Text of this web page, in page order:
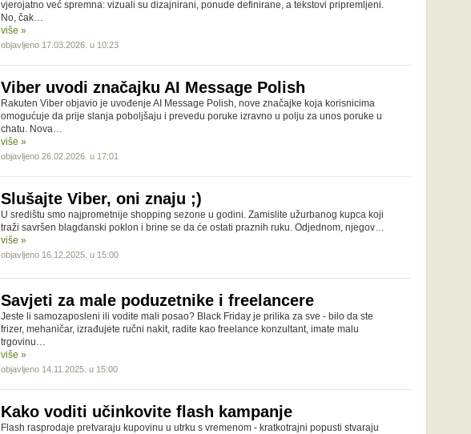
vjerojatno već spremna: vizuali su dizajnirani, ponude definirane, a tekstovi pripremljeni.
No, čak…
više »
objavljeno 17.03.2026. u 10:23
Viber uvodi značajku AI Message Polish
Rakuten Viber objavio je uvođenje AI Message Polish, nove značajke koja korisnicima
omogućuje da prije slanja poboljšaju i prevedu poruke izravno u polju za unos poruke u
chatu. Nova…
više »
objavljeno 26.02.2026. u 17:01
Slušajte Viber, oni znaju ;)
U središtu smo najprometnije shopping sezone u godini. Zamislite užurbanog kupca koji
traži savršen blagdanski poklon i brine se da će ostati praznih ruku. Odjednom, njegov…
više »
objavljeno 16.12.2025. u 15:00
Savjeti za male poduzetnike i freelancere
Jeste li samozaposleni ili vodite mali posao? Black Friday je prilika za sve - bilo da ste
frizer, mehaničar, izrađujete ručni nakit, radite kao freelance konzultant, imate malu
trgovinu…
više »
objavljeno 14.11.2025. u 15:00
Kako voditi učinkovite flash kampanje
Flash rasprodaje pretvaraju kupovinu u utrku s vremenom - kratkotrajni popusti stvaraju